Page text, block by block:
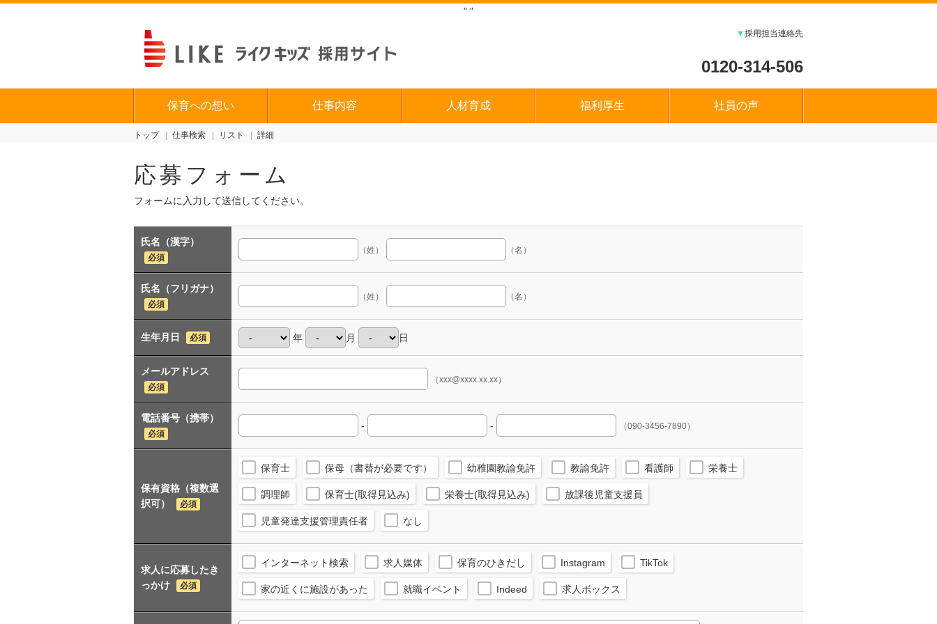
" "
▼採用担当連絡先
0120-314-506
保育への想い 仕事内容 人材育成 福利厚生 社員の声
トップ 仕事検索 リスト 詳細
応募フォーム
フォームに入力して送信してください。
氏名（漢字）
必須
（姓） （名）
氏名（フリガナ）
必須
（姓） （名）
生年月日 必須 年 月 日
メールアドレス
必須
（xxx@xxxx.xx.xx）
電話番号（携帯）
必須
- - （090-3456-7890）
保有資格（複数選
択可）
必須
保育士 保母（書替が必要です） 幼稚園教諭免許 教諭免許 看護師 栄養士
調理師 保育士(取得見込み) 栄養士(取得見込み) 放課後児童支援員
児童発達支援管理責任者 なし
求人に応募したき
っかけ
必須
インターネット検索 求人媒体 保育のひきだし Instagram TikTok
家の近くに施設があった 就職イベント Indeed 求人ボックス